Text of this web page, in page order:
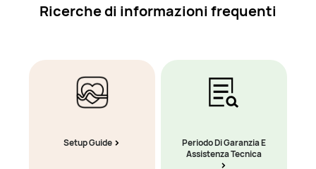
Ricerche di informazioni frequenti
Setup Guide
Periodo Di Garanzia E
Assistenza Tecnica